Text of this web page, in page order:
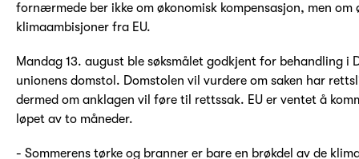
fornærmede ber ikke om økonomisk kompensasjon, men om
klimaambisjoner fra EU.
Mandag 13. august ble søksmålet godkjent for behandling i
unionens domstol. Domstolen vil vurdere om saken har
dermed om anklagen vil føre til rettssak. EU er ventet å
løpet av to måneder.
- Sommerens tørke og branner er bare en brøkdel av de